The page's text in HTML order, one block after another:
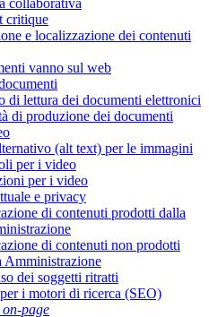
collaborativa
critique
e localizzazione dei contenuti
vanno sul web
di lettura dei documenti elettronici
di produzione dei documenti
(alt text) per le immagini
per i video
per i video
e privacy
di contenuti prodotti dalla
di contenuti non prodotti
Amministrazione
dei soggetti ritratti
i motori di ricerca (SEO)
on-page